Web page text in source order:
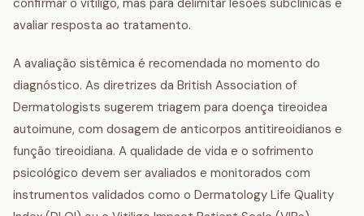
confirmar o vitiligo, mas para delimitar lesões subclínicas e
avaliar resposta ao tratamento.
A avaliação sistêmica é recomendada no momento do
diagnóstico. As diretrizes da British Association of
Dermatologists sugerem triagem para doença tireoidea
autoimune, com dosagem de anticorpos antitireoidianos e
função tireoidiana. A qualidade de vida e o sofrimento
psicológico devem ser avaliados e monitorados com
instrumentos validados como o Dermatology Life Quality